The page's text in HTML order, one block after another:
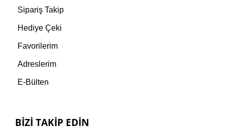
Sipariş Takip
Hediye Çeki
Favorilerim
Adreslerim
E-Bülten
BIZI TAKIP EDIN